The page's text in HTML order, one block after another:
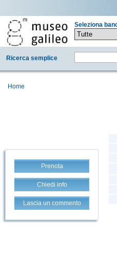
Seleziona
Ricerca semplice
Home
Prenota
Chiedi info
Lascia un commento